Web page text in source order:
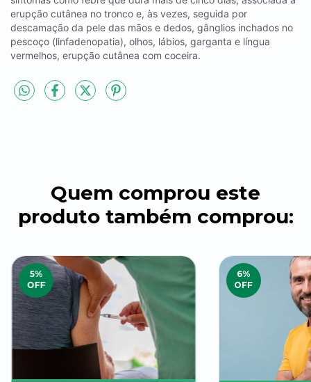
erupção cutânea no tronco e, às vezes, seguida por
descamação da pele das mãos e dedos, gânglios inchados no
pescoço (linfadenopatia), olhos, lábios, garganta e língua
vermelhos, erupção cutânea com coceira.
Quem comprou este
produto também comprou:
5%
OFF
6%
OFF